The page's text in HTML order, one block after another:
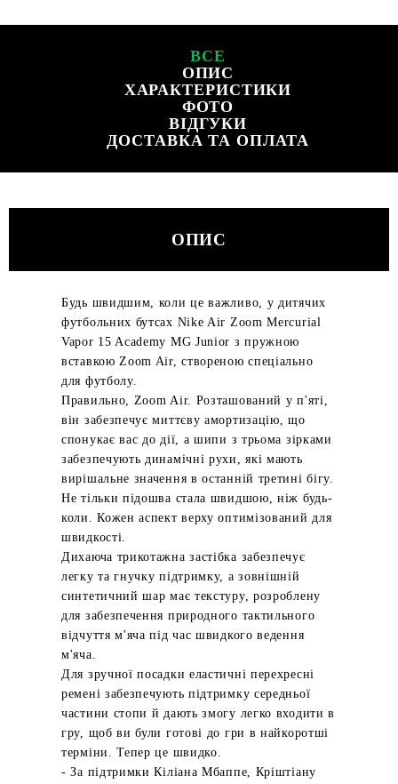
ВСЕ
ОПИС
ХАРАКТЕРИСТИКИ
ФОТО
ВІДГУКИ
ДОСТАВКА ТА ОПЛАТА
ОПИС
Будь швидшим, коли це важливо, у дитячих
футбольних бутсах Nike Air Zoom Mercurial
Vapor 15 Academy MG Junior з пружною
вставкою Zoom Air, створеною спеціально
для футболу.
Правильно, Zoom Air. Розташований у п'яті,
він забезпечує миттєву амортизацію, що
спонукає вас до дії, а шипи з трьома зірками
забезпечують динамічні рухи, які мають
вирішальне значення в останній третині бігу.
Не тільки підошва стала швидшою, ніж будь-
коли. Кожен аспект верху оптимізований для
швидкості.
Дихаюча трикотажна застібка забезпечує
легку та гнучку підтримку, а зовнішній
синтетичний шар має текстуру, розроблену
для забезпечення природного тактильного
відчуття м'яча під час швидкого ведення
м'яча.
Для зручної посадки еластичні перехресні
ремені забезпечують підтримку середньої
частини стопи й дають змогу легко входити в
гру, щоб ви були готові до гри в найкоротші
терміни. Тепер це швидко.
- За підтримки Кіліана Мбаппе, Кріштіану